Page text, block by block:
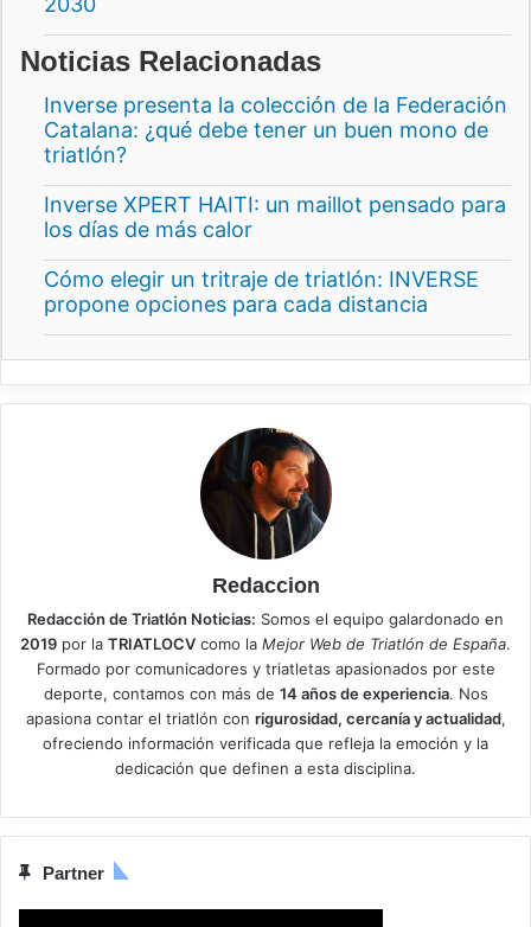
Noticias Relacionadas
Inverse presenta la colección de la Federación
Catalana: ¿qué debe tener un buen mono de
triatlón?
Inverse XPERT HAITI: un maillot pensado para
los días de más calor
Cómo elegir un tritraje de triatlón: INVERSE
propone opciones para cada distancia
Redaccion
Redacción de Triatlón Noticias: Somos el equipo galardonado en
2019 por la TRIATLOCV como la Mejor Web de Triatlón de España.
Formado por comunicadores y triatletas apasionados por este
deporte, contamos con más de 14 años de experiencia. Nos
apasiona contar el triatlón con rigurosidad, cercanía y actualidad,
ofreciendo información verificada que refleja la emoción y la
dedicación que definen a esta disciplina.
Partner